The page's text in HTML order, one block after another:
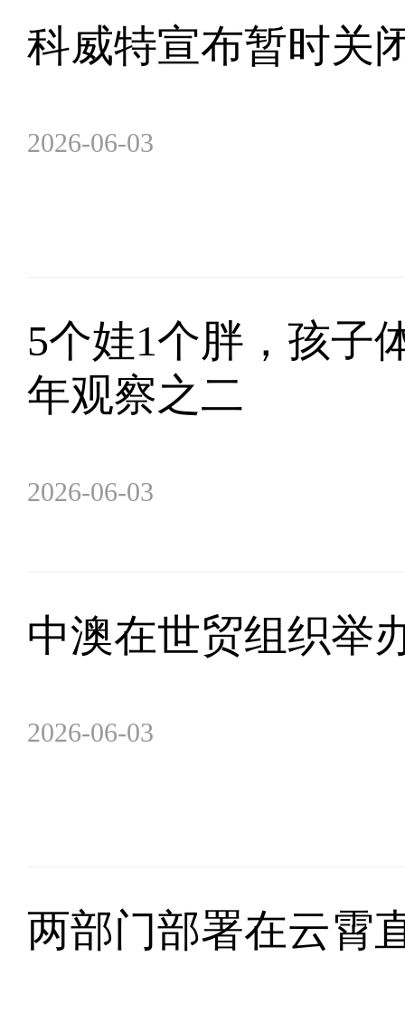
科威特宣布暂时关
2026-06-03
5个娃1个胖，孩
年观察之二
2026-06-03
中澳在世贸组织举
2026-06-03
两部门部署在云霄